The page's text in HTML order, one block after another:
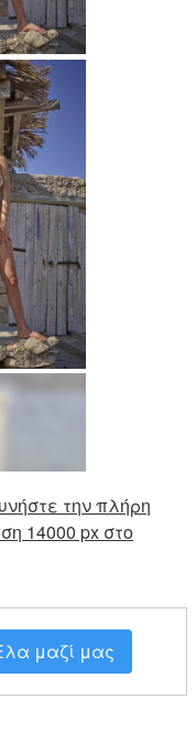
την πλήρη
14000 px στο
μαζί μας